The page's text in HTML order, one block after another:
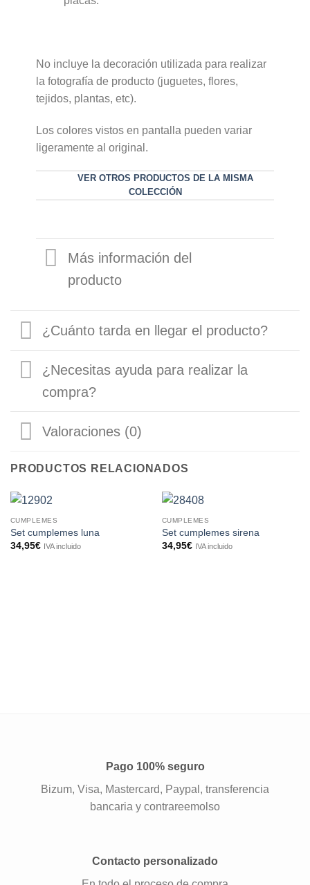
No incluye la decoración utilizada para realizar
la fotografía de producto (juguetes, flores,
tejidos, plantas, etc).
Los colores vistos en pantalla pueden variar
ligeramente al original.
VER OTROS PRODUCTOS DE LA MISMA
COLECCIÓN
Más información del
producto
¿Cuánto tarda en llegar el producto?
¿Necesitas ayuda para realizar la
compra?
Valoraciones (0)
PRODUCTOS RELACIONADOS
CUMPLEMES
Set cumplemes luna
34,95€ IVA incluido
CUMPLEMES
Set cumplemes sirena
34,95€ IVA incluido
Pago 100% seguro
Bizum, Visa, Mastercard, Paypal, transferencia
bancaria y contrareemolso
Contacto personalizado